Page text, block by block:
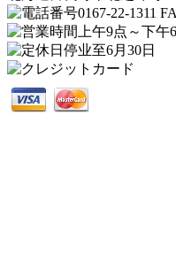
0167-22-1311
上午9点～下午
停业至6月30日